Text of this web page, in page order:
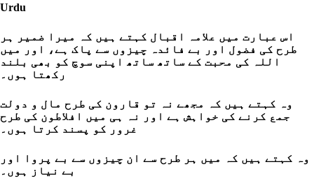
Urdu
اس عبارت میں علامہ اقبال کہتے ہیں کہ میرا ضمیر ہر
طرح کی فضول اور بے فائدہ چیزوں سے پاک ہے، اور میں
اللہ کی محبت کے ساتھ ساتھ اپنی سوچ کو بھی بلند
رکھتا ہوں۔
وہ کہتے ہیں کہ مجھے نہ تو قارون کی طرح مال و دولت
جمع کرنے کی خواہش ہے اور نہ ہی میں افلاطون کی طرح
غرور کو پسند کرتا ہوں۔
وہ کہتے ہیں کہ میں ہر طرح سے ان چیزوں سے بے پروا اور
بے نیاز ہوں۔